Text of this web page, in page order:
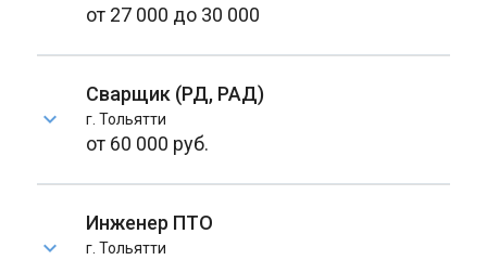
от 27 000 до 30 000
Сварщик (РД, РАД)
г. Тольятти
от 60 000 руб.
Инженер ПТО
г. Тольятти